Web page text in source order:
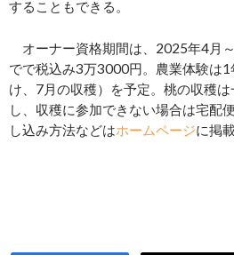
することもできる。
オーナー資格期間は、2025年4月
でで税込み3万3000円。農業体験は
け、7月の収穫）を予定。桃の収穫
し、収穫に参加できない場合は宅配
し込み方法などはホームページに掲